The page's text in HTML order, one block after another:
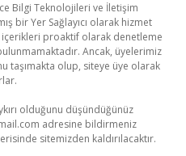
Bilgi Teknolojileri ve İletişim
bir Yer Sağlayıcı olarak hizmet
proaktif olarak denetleme
Ancak, üyelerimiz
taşımakta olup, siteye üye olarak
olduğunu düşündüğünüz
adresine bildirmeniz
sitemizden kaldırılacaktır.